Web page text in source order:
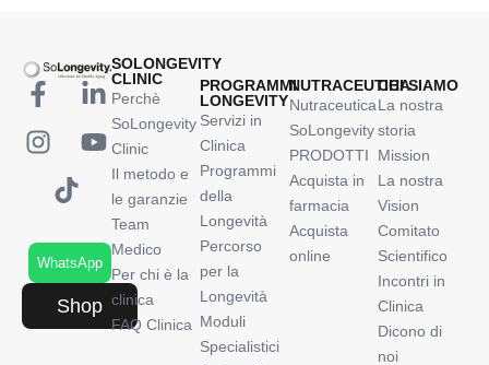
WhatsApp
Shop
SOLONGEVITY
CLINIC
Perchè
SoLongevity
Clinic
Il metodo e
le garanzie
Team
Medico
Per chi è la
clinica
FAQ Clinica
PROGRAMMI
LONGEVITY
Servizi in
Clinica
Programmi
della
Longevità
Percorso
per la
Longevità
Moduli
Specialistici
NUTRACEUTICA
Nutraceutica
SoLongevity
PRODOTTI
Acquista in
farmacia
Acquista
online
CHI SIAMO
La nostra
storia
Mission
La nostra
Vision
Comitato
Scientifico
Incontri in
Clinica
Dicono di
noi